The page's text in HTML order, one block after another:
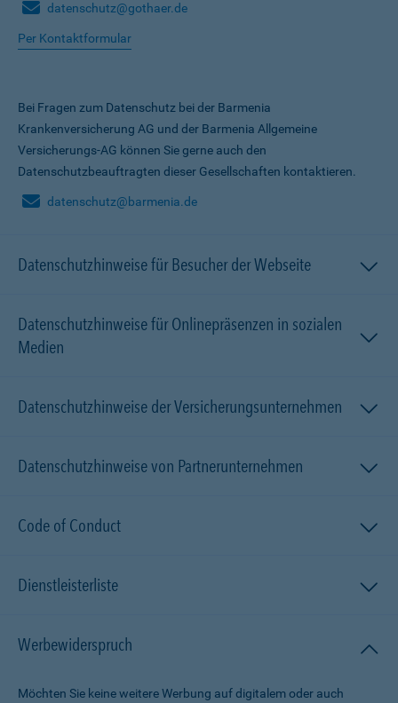
datenschutz@gothaer.de
Per Kontaktformular
Bei Fragen zum Datenschutz bei der Barmenia
Krankenversicherung AG und der Barmenia Allgemeine
Versicherungs-AG können Sie gerne auch den
Datenschutzbeauftragten dieser Gesellschaften kontaktieren.
datenschutz@barmenia.de
Datenschutzhinweise für Besucher der Webseite
Datenschutzhinweise für Onlinepräsenzen in sozialen
Medien
Datenschutzhinweise der Versicherungsunternehmen
Datenschutzhinweise von Partnerunternehmen
Code of Conduct
Dienstleisterliste
Werbewiderspruch
Möchten Sie keine weitere Werbung auf digitalem oder auch